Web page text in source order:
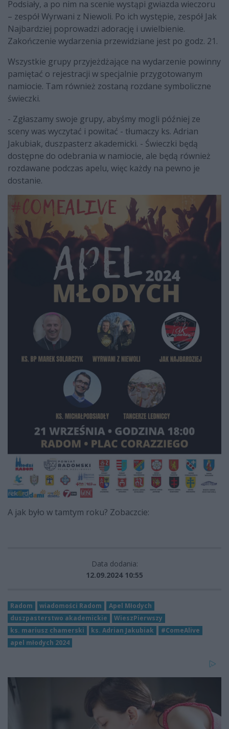
Podsiały, a po nim na scenie wystąpi gwiazda wieczoru
– zespół Wyrwani z Niewoli. Po ich występie, zespół Jak
Najbardziej poprowadzi adorację i uwielbienie.
Zakończenie wydarzenia przewidziane jest po godz. 21.
Wszystkie grupy przyjeżdżające na wydarzenie powinny
pamiętać o rejestracji w specjalnie przygotowanym
namiocie. Tam również zostaną rozdane symboliczne
świeczki.
- Zgłaszamy swoje grupy, abyśmy mogli później ze
sceny was wyczytać i powitać - tłumaczy ks. Adrian
Jakubiak, duszpasterz akademicki. - Świeczki będą
dostępne do odebrania w namiocie, ale będą również
rozdawane podczas apelu, więc każdy na pewno je
dostanie.
A jak było w tamtym roku? Zobaczcie:
Data dodania:
12.09.2024 10:55
Radom wiadomości Radom
Apel Młodych
duszpasterstwo akademickie
WieszPierwszy
ks. mariusz chamerski
ks. Adrian Jakubiak
#ComeAlive
apel młodych 2024